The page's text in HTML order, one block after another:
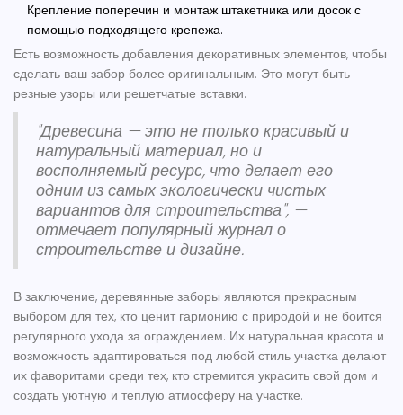
Крепление поперечин и монтаж штакетника или досок с
помощью подходящего крепежа.
Есть возможность добавления декоративных элементов, чтобы
сделать ваш забор более оригинальным. Это могут быть
резные узоры или решетчатые вставки.
"Древесина — это не только красивый и
натуральный материал, но и
восполняемый ресурс, что делает его
одним из самых экологически чистых
вариантов для строительства", —
отмечает популярный журнал о
строительстве и дизайне.
В заключение, деревянные заборы являются прекрасным
выбором для тех, кто ценит гармонию с природой и не боится
регулярного ухода за ограждением. Их натуральная красота и
возможность адаптироваться под любой стиль участка делают
их фаворитами среди тех, кто стремится украсить свой дом и
создать уютную и теплую атмосферу на участке.